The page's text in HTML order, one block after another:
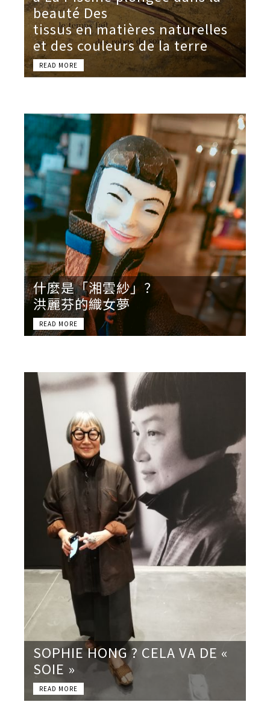
beauté Des
tissus en matières naturelles
et des couleurs de la terre
什麼是「湘雲紗」？
洪麗芬的織女夢
SOPHIE HONG ? CELA VA DE «
SOIE »